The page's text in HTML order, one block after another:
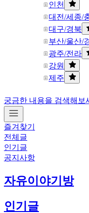
인천
대전/세종/
대구/경북
부산/울산/
광주/전라
강원
제주
궁금한 내용을 검색해보
즐겨찾기
전체글
인기글
공지사항
자유이야기방
인기글